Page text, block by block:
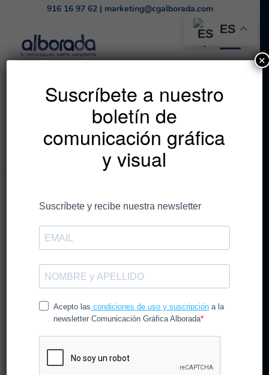
916 16 97 62| marketing@cgalborada.com
Informe sobre el sector
de Comunicación
Gráfica 2020
Informe sobre el sector de
Comunicación Gráfica
2020
ES
Suscríbete a nuestro
boletín de
comunicación gráfica
y visual
✕